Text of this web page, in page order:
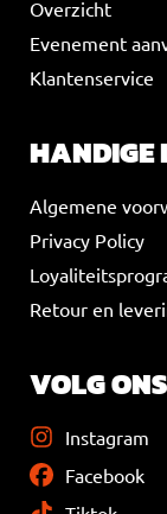
Overzicht
Evenement
Klantenservice
HANDIGE
Algemene
Privacy Policy
Retour en
VOLG ONS
Instagram
Facebook